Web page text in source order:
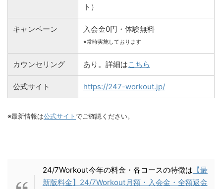
ト）
キャンペーン 入会金0円・体験無料
※常時実施しております
カウンセリング あり。詳細はこちら
公式サイト https://247-workout.jp/
※最新情報は公式サイト でご確認ください。
24/7Workout今年の料金・各コースの特徴は 【最
新版料金】24/7Workout月額・入会金・全額返金